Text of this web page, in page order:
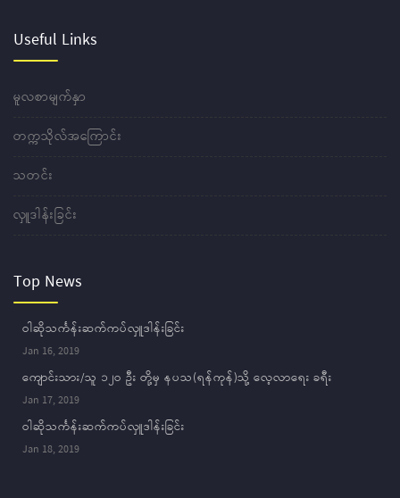
Useful Links
မူလစာမျက်နှာ
တက္ကသိုလ်အကြောင်း
သတင်း
လှူဒါန်းခြင်း
Top News
ဝါဆိုသင်္ကန်းဆက်ကပ်လှူဒါန်းခြင်း
Jan 16, 2019
ကျောင်းသား/သူ ၁၂ဝ ဦး တို့မှ နပသ(ရန်ကုန်)သို့ လေ့လာရေး ခရီး
Jan 17, 2019
ဝါဆိုသင်္ကန်းဆက်ကပ်လှူဒါန်းခြင်း
Jan 18, 2019